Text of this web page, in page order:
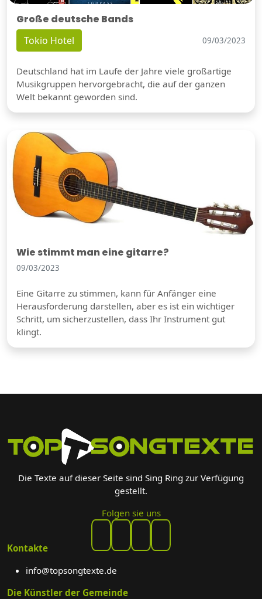
Große deutsche Bands
Tokio Hotel 09/03/2023
Deutschland hat im Laufe der Jahre viele großartige
Musikgruppen hervorgebracht, die auf der ganzen
Welt bekannt geworden sind.
Wie stimmt man eine gitarre?
09/03/2023
Eine Gitarre zu stimmen, kann für Anfänger eine
Herausforderung darstellen, aber es ist ein wichtiger
Schritt, um sicherzustellen, dass Ihr Instrument gut
klingt.
Die Texte auf dieser Seite sind Sing Ring zur Verfügung
gestellt.
Folgen sie uns
Kontakte
info@topsongtexte.de
Die Künstler der Gemeinde